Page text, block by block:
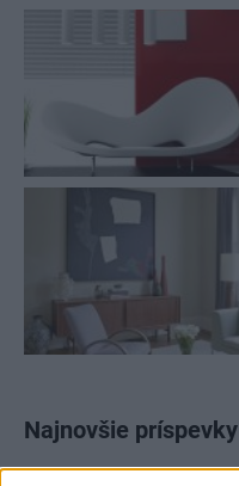
Najnovšie príspevky